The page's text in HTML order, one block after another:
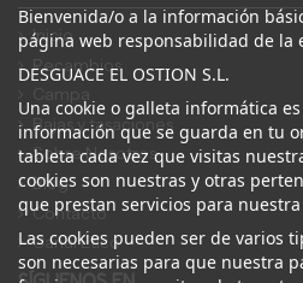
Inicio
Recambios
Bajas y tasaciones
Sobre Nosotros
Blog
Contacto
Canal Ético
Bienvenida/o a la información
página web responsabilidad de la
DESGUACE EL OSTION S.L.
Una cookie o galleta informática
información que se guarda en tu
tableta cada vez que visitas
cookies son nuestras y otras
que prestan servicios para
Las cookies pueden ser de varios
son necesarias para que nuestra